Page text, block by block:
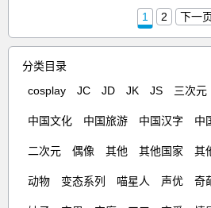
1 2 下一
分类目录
cosplay
JC JD JK JS 三次元
中国文化 中国旅游 中国汉字 中
二次元 偶像 其他 其他国家 其
动物 变态系列 喵星人 声优 奇